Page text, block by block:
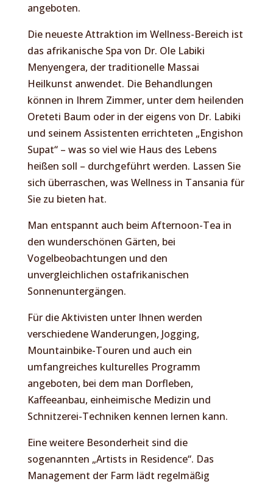
angeboten.
Die neueste Attraktion im Wellness-Bereich ist
das afrikanische Spa von Dr. Ole Labiki
Menyengera, der traditionelle Massai
Heilkunst anwendet. Die Behandlungen
können in Ihrem Zimmer, unter dem heilenden
Oreteti Baum oder in der eigens von Dr. Labiki
und seinem Assistenten errichteten „Engishon
Supat“ – was so viel wie Haus des Lebens
heißen soll – durchgeführt werden. Lassen Sie
sich überraschen, was Wellness in Tansania für
Sie zu bieten hat.
Man entspannt auch beim Afternoon-Tea in
den wunderschönen Gärten, bei
Vogelbeobachtungen und den
unvergleichlichen ostafrikanischen
Sonnenuntergängen.
Für die Aktivisten unter Ihnen werden
verschiedene Wanderungen, Jogging,
Mountainbike-Touren und auch ein
umfangreiches kulturelles Programm
angeboten, bei dem man Dorfleben,
Kaffeeanbau, einheimische Medizin und
Schnitzerei-Techniken kennen lernen kann.
Eine weitere Besonderheit sind die
sogenannten „Artists in Residence“. Das
Management der Farm lädt regelmäßig